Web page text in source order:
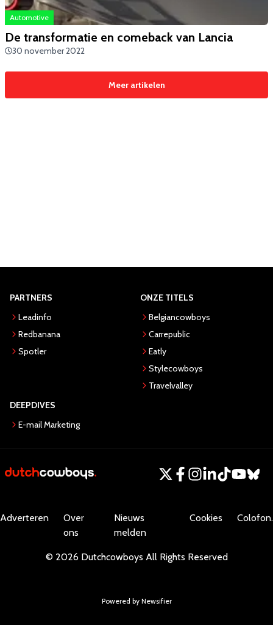
Automotive
De transformatie en comeback van Lancia
30 november 2022
Meer artikelen
PARTNERS
Leadinfo
Redbanana
Spotler
ONZE TITELS
Belgiancowboys
Carrepublic
Eatly
Stylecowboys
Travelvalley
DEEPDIVES
E-mail Marketing
Adverteren
Over
ons
Nieuws
melden
Cookies Colofon.
© 2026 Dutchcowboys All Rights Reserved
Powered by Newsifier